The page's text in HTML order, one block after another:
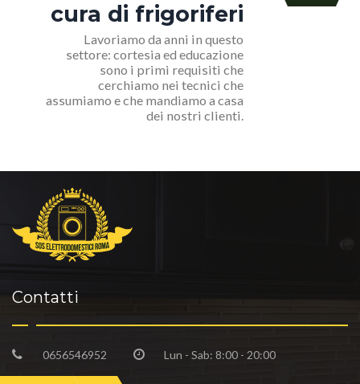
cura di frigoriferi
Lavoriamo da anni in questo
settore: cortesia ed educazione
sono i primi requisiti che
cerchiamo nei tecnici che
assumiamo e che mandiamo a casa
dei nostri clienti.
Contatti
0656546952 Lun - Sab: 8:00 - 20:00